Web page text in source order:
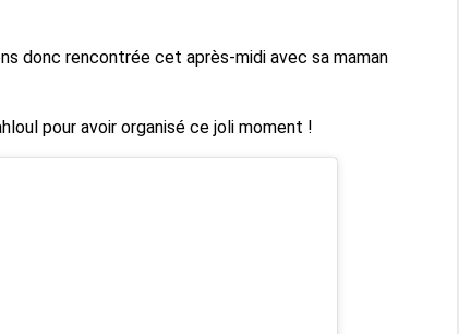
donc rencontrée cet après-midi avec sa maman
pour avoir organisé ce joli moment !